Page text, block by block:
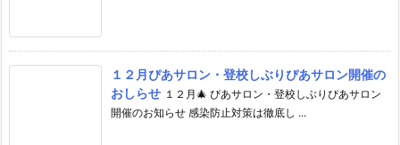
１２月ぴあサロン・登校しぶりぴあサロン開催の
おしらせ １２月🎄 ぴあサロン・登校しぶりぴあサロン
開催のお知らせ 感染防止対策は徹底し ...